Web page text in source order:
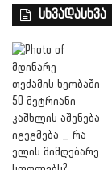
სხვადასხვა